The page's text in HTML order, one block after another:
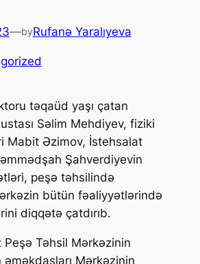
—byRufanə Yaralıyeva
təqaüd yaşı çatan
Səlim Mehdiyev, fiziki
Mabit Əzimov, İstehsalat
Şahverdiyevin
peşə təhsilində
bütün fəaliyyətlərində
diqqətə çatdırıb.
Peşə Təhsil Mərkəzinin
əməkdaşları Mərkəzinin